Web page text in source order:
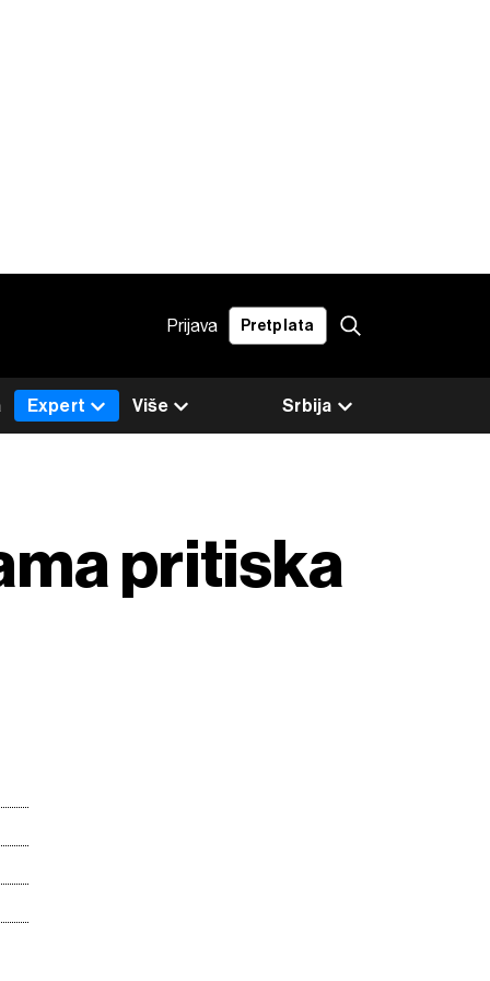
Prijava Pretplata
Srbija
Expert Više
pritiska